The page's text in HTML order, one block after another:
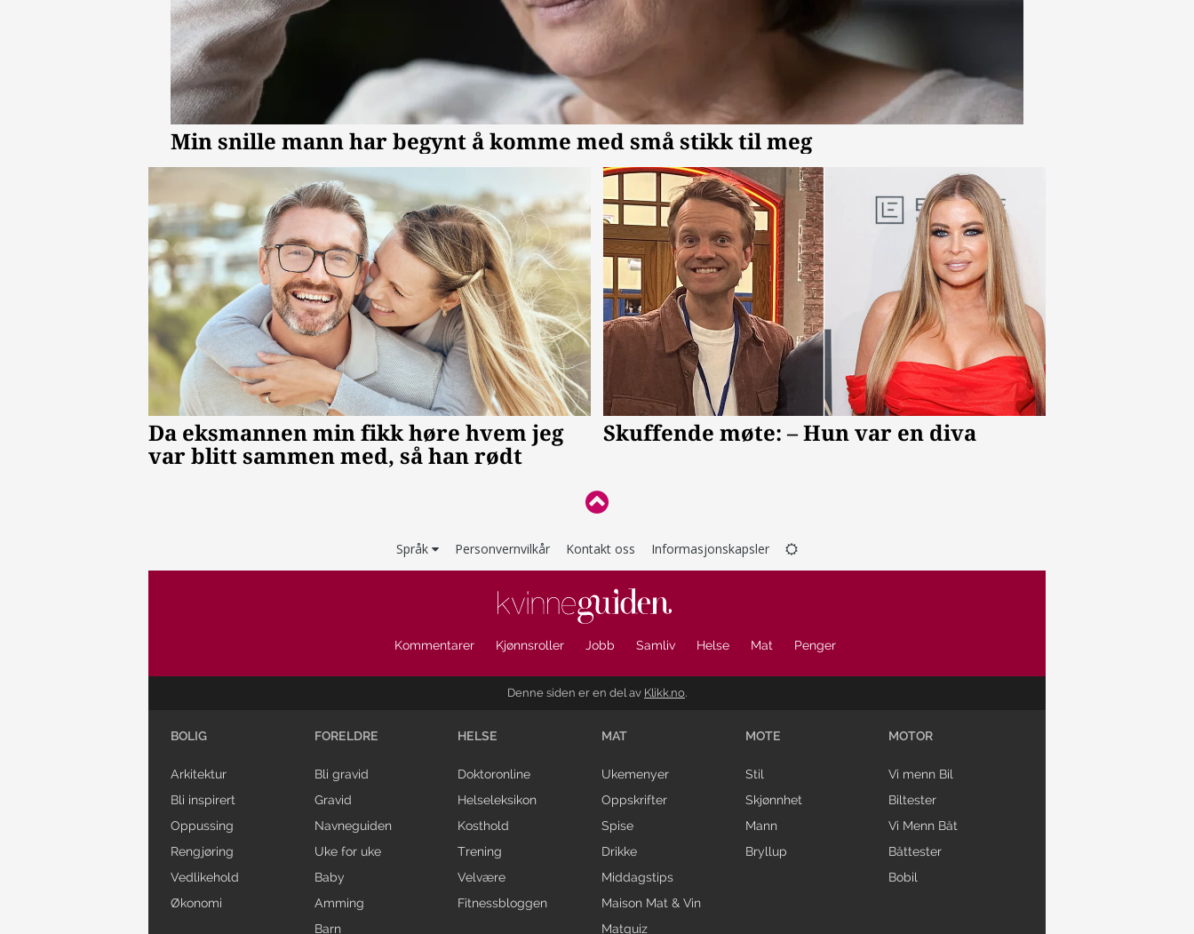
Språk Personvernvilkår Kontakt oss Informasjonskapsler
Kommentarer Kjønnsroller Jobb Samliv Helse Mat Penger
Denne siden er en del av Klikk.no.
BOLIG
Arkitektur
Bli inspirert
Oppussing
Rengjøring
Vedlikehold
Økonomi
FORELDRE
Bli gravid
Gravid
Navneguiden
Uke for uke
Baby
Amming
Barn
HELSE
Doktoronline
Helseleksikon
Kosthold
Trening
Velvære
Fitnessbloggen
MAT
Ukemenyer
Oppskrifter
Spise
Drikke
Middagstips
Maison Mat & Vin
Matquiz
MOTE
Stil
Skjønnhet
Mann
Bryllup
MOTOR
Vi menn Bil
Biltester
Vi Menn Båt
Båttester
Bobil